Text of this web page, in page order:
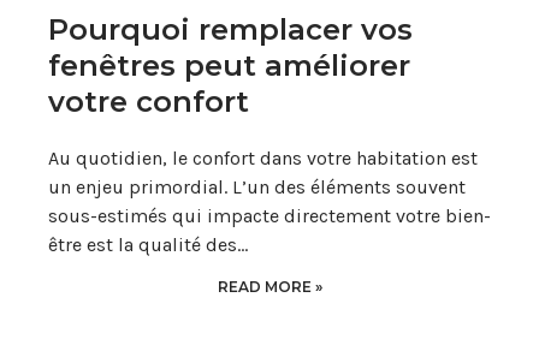
Pourquoi remplacer vos
fenêtres peut améliorer
votre confort
Au quotidien, le confort dans votre habitation est
un enjeu primordial. L’un des éléments souvent
sous-estimés qui impacte directement votre bien-
être est la qualité des…
READ MORE »